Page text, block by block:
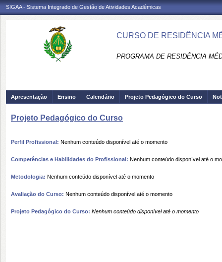
SIGAA - Sistema Integrado de Gestão de Atividades Acadêmicas
CURSO DE RESIDÊNCIA
PROGRAMA DE RESIDÊNCIA
Apresentação Ensino Calendário Projeto Pedagógico do Curso
Projeto Pedagógico do Curso
Perfil Profissional: Nenhum conteúdo disponível até o momento
Competências e Habilidades do Profissional: Nenhum conteúdo disponível até o
Metodologia: Nenhum conteúdo disponível até o momento
Avaliação do Curso: Nenhum conteúdo disponível até o momento
Projeto Pedagógico do Curso: Nenhum conteúdo disponível até o momento